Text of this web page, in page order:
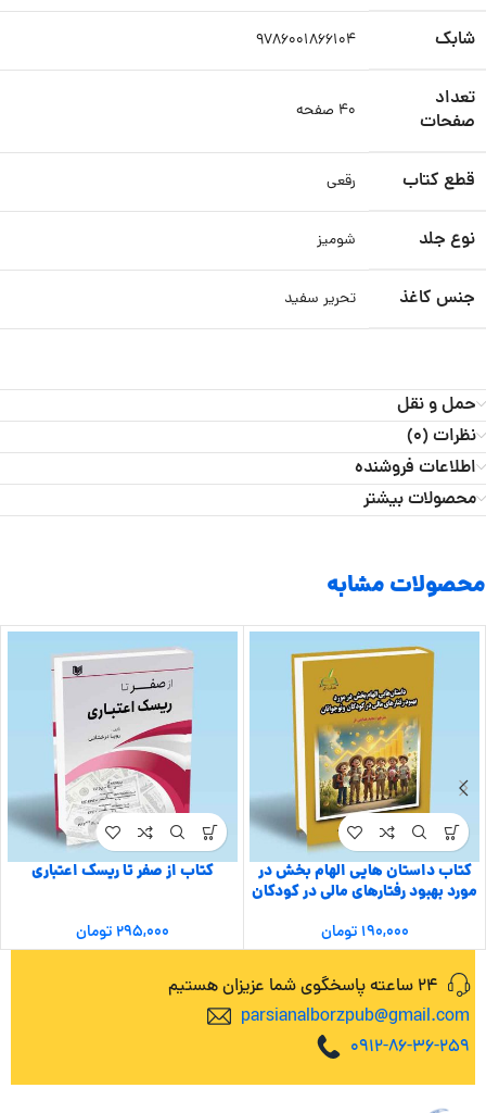
شابک ۹۷۸۶۰۰۱۸۶۶۱۰۴
تعداد
صفحات
۴۰ صفحه
قطع کتاب رقعی
نوع جلد شومیز
جنس کاغذ تحریر سفید
حمل و نقل
نظرات (0)
اطلاعات فروشنده
محصولات بیشتر
محصولات مشابه
کتاب داستان هایی الهام بخش در
مورد بهبود رفتارهای مالی در کودکان
۱۹۰,۰۰۰ تومان
کتاب از صفر تا ریسک اعتباری
۲۹۵,۰۰۰تومان
24 ساعته پاسخگوی شما عزیزان هستیم
parsianalborzpub@gmail.com
0912-86-36-259